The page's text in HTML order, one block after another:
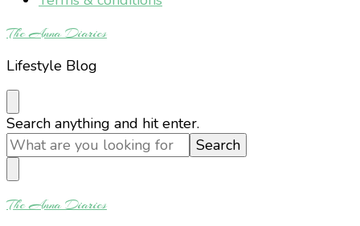
The Anna Diaries
Lifestyle Blog
Looking
for
Something?
Search anything and hit enter.
The Anna Diaries